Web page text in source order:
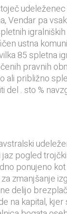
Vendar pa
ustna
85 spletna
pravnih
ali približno
. sto %
pogled
ponujeno
zmanjšanje
delijo
na kapital,